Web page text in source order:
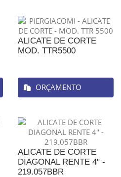
ALICATE DE CORTE
MOD. TTR5500
ORÇAMENTO
ALICATE DE CORTE
DIAGONAL RENTE 4" -
219.057BBR